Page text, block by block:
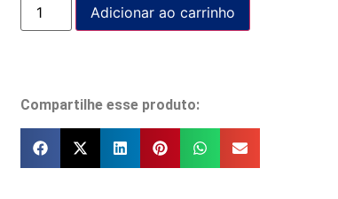
Adicionar ao carrinho
Compartilhe esse produto: